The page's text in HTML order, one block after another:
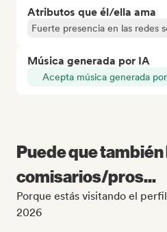
Atributos que él/ella ama
Fuerte presencia en las redes
Música generada por IA
Acepta música generada
Puede que
comisarios/pros...
Porque estás visitando el
2026